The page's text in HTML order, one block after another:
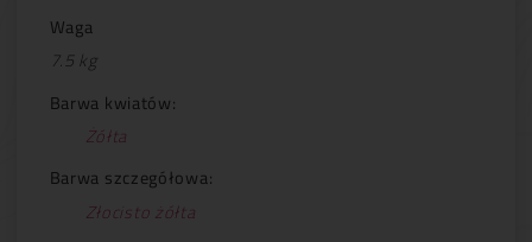
Waga
7.5 kg
Barwa kwiatów:
Żółta
Barwa szczegółowa:
Złocisto żółta